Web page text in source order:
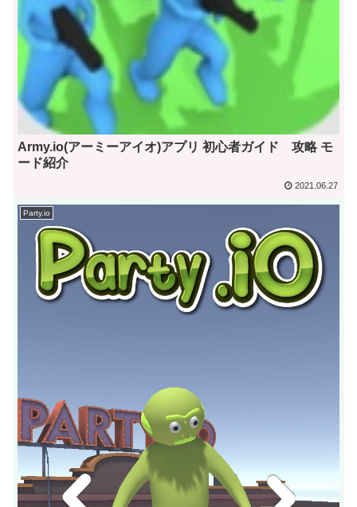
Army.io(アーミーアイオ)アプリ 初心者ガイド 攻略 モ
ード紹介
2021.06.27
Party.io